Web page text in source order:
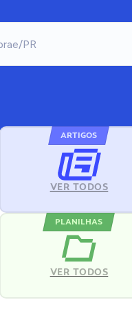
ARTIGOS
VER TODOS
PLANILHAS
VER TODOS